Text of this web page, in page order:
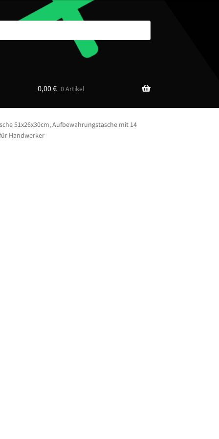
0,00€ 0 Artikel
51x26x30cm, Aufbewahrungstasche mit 14
Handwerker